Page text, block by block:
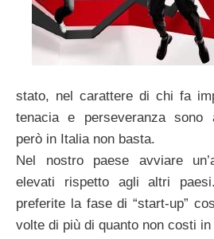
stato, nel carattere di chi fa
tenacia e perseveranza sono
però in Italia non basta.
Nel nostro paese avviare
elevati rispetto agli altri
preferite la fase di “start-up”
volte di più di quanto non costi in